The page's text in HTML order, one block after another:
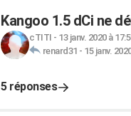
Kangoo 1.5 dCi ne
cTITI - 13 janv. 2020 à
renard31 - 15 janv.
5 réponses